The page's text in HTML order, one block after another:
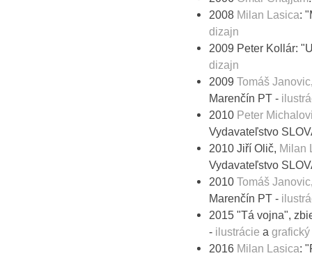
2008 Milan Lasica:
dizajn
2009 Peter Kollár:
dizajn
2009 Tomáš Janovic
Marenčín PT -
2010 Peter
Vydavateľstvo
2010 Jiří Olič, Milan
Vydavateľstvo
2010 Tomáš Janovic
Marenčín PT -
2015 "Tá vojna",
- ilustrácie a
2016 Milan Lasica: